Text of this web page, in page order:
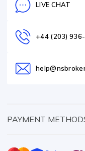
LIVE CHAT
+44 (203)
PAYMENT